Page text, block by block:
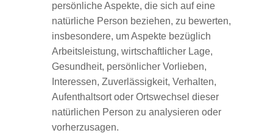
persönliche Aspekte, die sich auf eine
natürliche Person beziehen, zu bewerten,
insbesondere, um Aspekte bezüglich
Arbeitsleistung, wirtschaftlicher Lage,
Gesundheit, persönlicher Vorlieben,
Interessen, Zuverlässigkeit, Verhalten,
Aufenthaltsort oder Ortswechsel dieser
natürlichen Person zu analysieren oder
vorherzusagen.